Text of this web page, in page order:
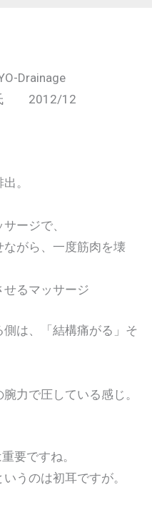
Drainage
氏 2012/12
。
ジで、
ら、一度筋肉を壊
るマッサージ
は、「結構痛がる」そ
力で圧している感じ。
要ですね。
うのは初耳ですが。